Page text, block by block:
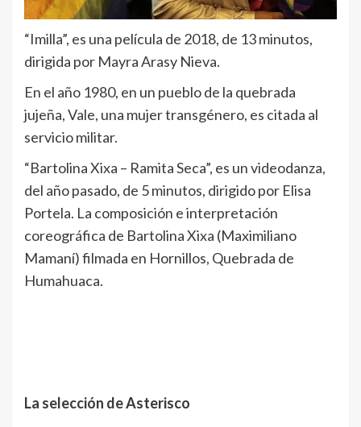
“Imilla”, es una película de 2018, de 13 minutos,
dirigida por Mayra Arasy Nieva.
En el año 1980, en un pueblo de la quebrada
jujeña, Vale, una mujer transgénero, es citada al
servicio militar.
“Bartolina Xixa – Ramita Seca”, es un videodanza,
del año pasado, de 5 minutos, dirigido por Elisa
Portela. La composición e interpretación
coreográfica de Bartolina Xixa (Maximiliano
Mamaní) filmada en Hornillos, Quebrada de
Humahuaca.
La selección de Asterisco